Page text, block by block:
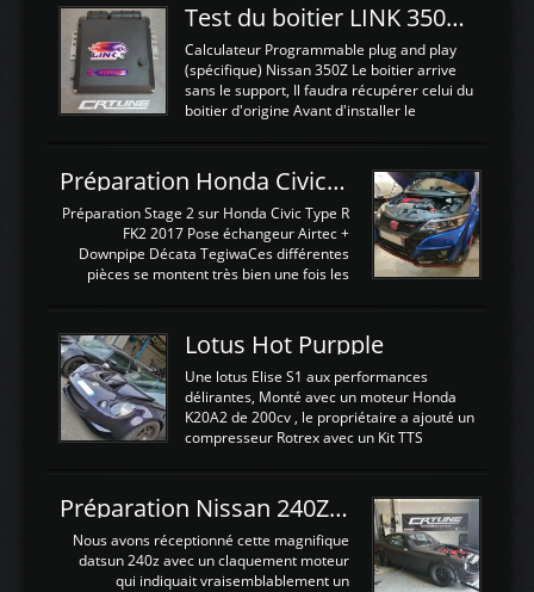
Test du boitier LINK 350Z Plugin ECU
Calculateur Programmable plug and play
(spécifique) Nissan 350Z Le boitier arrive
sans le support, Il faudra récupérer celui du
boitier d'origine Avant d'installer le
d'envoyer l'information de la large bande
dans le boitier. sydney sweeney deepfake
La sortie 0-5V de l'afr sera connectée sur
l'entrée AN Volt 8 et GndAN pour
Analogique, et Volt car l'information est une
tension (Pas une résistance variable d'un
est temps de brancher le ...
Préparation Honda Civic Type R FK2
Préparation Stage 2 sur Honda Civic Type R
FK2 2017 Pose échangeur Airtec +
Downpipe Décata TegiwaCes différentes
pièces se montent très bien une fois les
légere découpe du plastique inferieur,
negénant en rien la structure ou le
fonctionnement du fond plat. Une
reprogrammation Stage 2 est faite sur le
calculateur d'origine. Une alternative
économique au passage sur Hondata
d'origine 310cv et 400Nn , Une fois
reprogrammé et les ...
Lotus Hot Purpple
Une lotus Elise S1 aux performances
délirantes, Monté avec un moteur Honda
K20A2 de 200cv , le propriétaire a ajouté un
compresseur Rotrex avec un Kit TTS
d'augmenter la puissance de son moteur:
un watercooler a été ajouté. 300Cv sans
échangeurLa lotus équipée d'un Hondata
Kpro et d'une large bande pour le réglage
Avantages et inconvénients d'un
Préparation Nissan 240Z SR20DET
Nous avons réceptionné cette magnifique
datsun 240z avec un claquement moteur
qui indiquait vraisemblablement un